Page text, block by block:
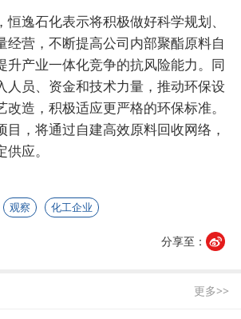
逸石化表示将积极做好科学规划、
经营，不断提高公司内部聚酯原料自
升产业一体化竞争的抗风险能力。同
人员、资金和技术力量，推动环保设
造，积极适应更严格的环保标准。
目，将通过自建高效原料回收网络，
应。
观察 化工企业
分享至：
更多>>